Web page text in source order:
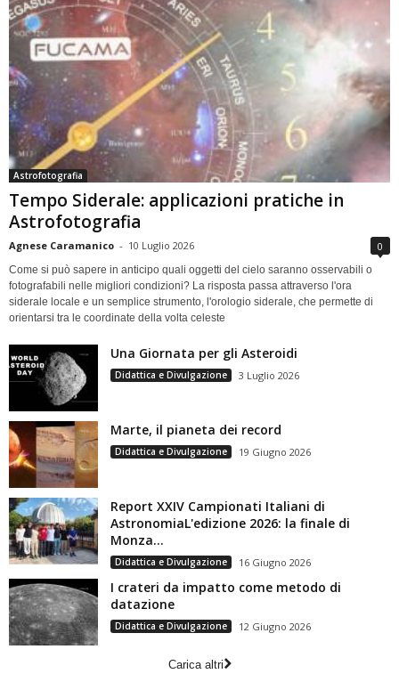
Astrofotografia
Tempo Siderale: applicazioni pratiche in
Astrofotografia
Agnese Caramanico - 10 Luglio 2026 0
Come si può sapere in anticipo quali oggetti del cielo saranno osservabili o
fotografabili nelle migliori condizioni? La risposta passa attraverso l'ora
siderale locale e un semplice strumento, l'orologio siderale, che permette di
orientarsi tra le coordinate della volta celeste
Una Giornata per gli Asteroidi
Didattica e Divulgazione 3 Luglio 2026
Marte, il pianeta dei record
Didattica e Divulgazione 19 Giugno 2026
Report XXIV Campionati Italiani di
AstronomiaL'edizione 2026: la finale di
Monza...
Didattica e Divulgazione 16 Giugno 2026
I crateri da impatto come metodo di
datazione
Didattica e Divulgazione 12 Giugno 2026
Carica altri